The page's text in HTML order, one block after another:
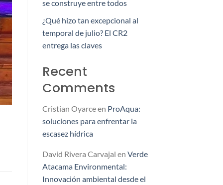
se construye entre todos
¿Qué hizo tan excepcional al
temporal de julio? El CR2
entrega las claves
Recent
Comments
Cristian Oyarceen ProAqua:
soluciones para enfrentar la
escasez hídrica
David Rivera Carvajal en Verde
Atacama Environmental:
Innovación ambiental desde el